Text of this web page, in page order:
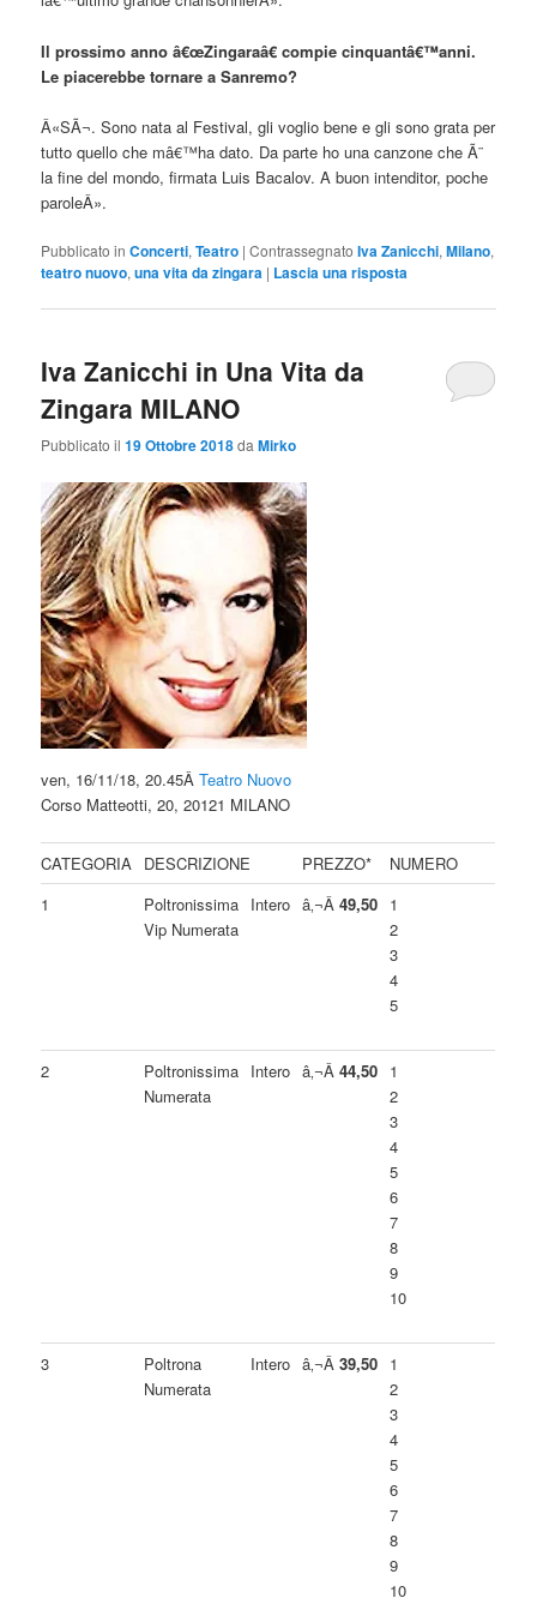
Il prossimo anno â€œZingaraâ€ compie cinquantâ€™anni.
Le piacerebbe tornare a Sanremo?
Â«SÃ¬. Sono nata al Festival, gli voglio bene e gli sono grata per
tutto quello che mâ€™ha dato. Da parte ho una canzone che Ã¨
la fine del mondo, firmata Luis Bacalov. A buon intenditor, poche
paroleÂ».
Pubblicato in Concerti,Teatro |Contrassegnato Iva Zanicchi,Milano,
teatro nuovo,una vita da zingara | Lascia una risposta
Iva Zanicchi in Una Vita da
Zingara MILANO
Pubblicato il19 Ottobre 2018daMirko
ven, 16/11/18, 20.45ÂTeatro Nuovo
Corso Matteotti, 20, 20121 MILANO
CATEGORIA DESCRIZIONE PREZZO*
NUMERO
1
Poltronissima
Vip Numerata
Intero â‚¬Â49,50 1
2
3
4
5
2
Poltronissima
Numerata
Intero â‚¬Â44,50 1
2
3
4
5
6
7
8
9
10
3
Poltrona
Numerata
Intero â‚¬Â39,50 1
2
3
4
5
6
7
8
9
10